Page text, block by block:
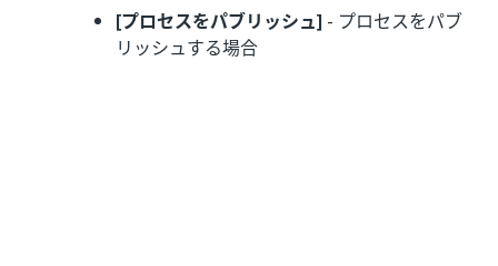
[プロセスをパブリッシュ] - プロセスをパブ
リッシュする場合